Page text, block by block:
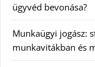
ügyvéd bevonása?
Munkaügyi jogász:
munkavitákban és